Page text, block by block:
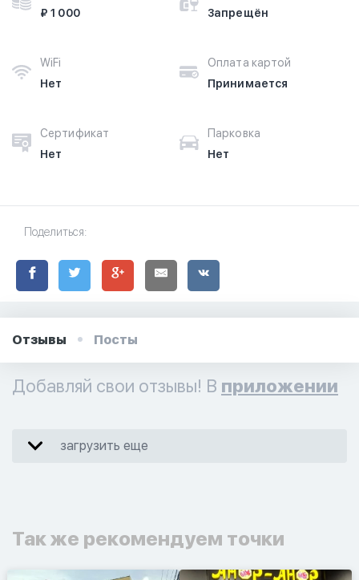
₽ 1 000
Запрещён
WiFi
Нет
Оплата картой
Принимается
Сертификат
Нет
Парковка
Нет
Поделиться:
Отзывы Посты
Добавляй свои отзывы! В приложении
загрузить еще
Так же рекомендуем точки